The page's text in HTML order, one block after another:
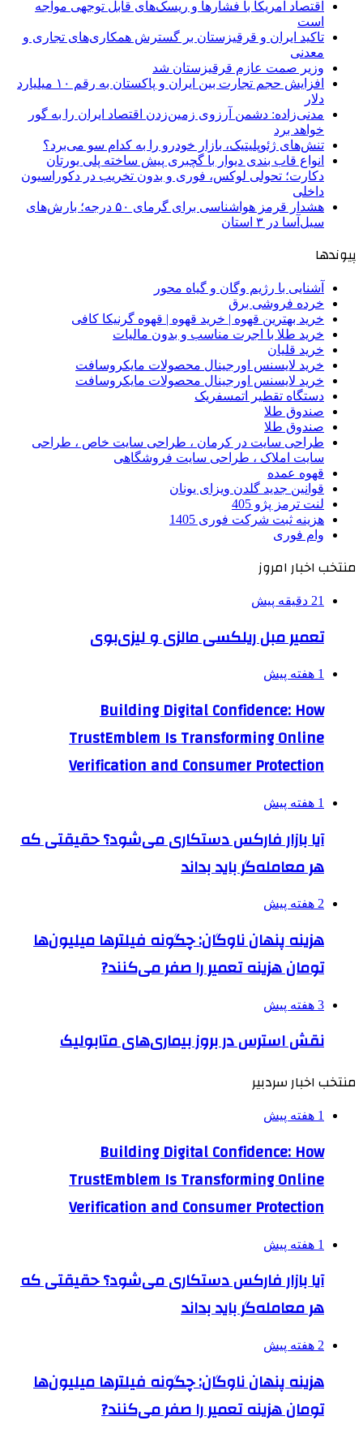
اقتصاد آمریکا با فشارها و ریسک‌های قابل توجهی مواجه
است
تاکید ایران و قرقیزستان بر گسترش همکاری‌های تجاری و
معدنی
وزیر صمت عازم قرقیزستان شد
افزایش حجم تجارت بین ایران و پاکستان به رقم ۱۰ میلیارد
دلار
مدنی‌زاده: دشمن آرزوی زمین‌زدن اقتصاد ایران را به گور
خواهد برد
تنش‌های ژئوپلیتیک، بازار خودرو را به کدام سو می‌برد؟
انواع قاب بندی دیوار با گچبری پیش ساخته پلی یورتان
دکارت؛ تحولی لوکس، فوری و بدون تخریب در دکوراسیون
داخلی
هشدار قرمز هواشناسی برای گرمای ۵۰ درجه؛ بارش‌های
سیل‌آسا در ۳ استان
پیوندها
آشنایی با رژیم وگان و گیاه محور
خرده فروشی برق
خرید بهترین قهوه | خرید قهوه | قهوه گرنیکا کافی
خرید طلا با اجرت مناسب و بدون مالیات
خرید قلیان
خرید لایسنس اورجینال محصولات مایکروسافت
خرید لایسنس اورجینال محصولات مایکروسافت
دستگاه تقطیر اتمسفریک
صندوق طلا
صندوق طلا
طراحی سایت در کرمان ، طراحی سایت خاص ، طراحی
سایت املاک ، طراحی سایت فروشگاهی
قهوه عمده
قوانین جدید گلدن ویزای یونان
لنت ترمز پژو 405
هزینه ثبت شرکت فوری 1405
وام فوری
منتخب اخبار امروز
21 دقیقه پیش
تعمیر مبل ریلکسی مالزی و لیزی‌بوی
1 هفته پیش
Building Digital Confidence: How
TrustEmblem Is Transforming Online
Verification and Consumer Protection
1 هفته پیش
آیا بازار فارکس دستکاری می‌شود؟ حقیقتی که
هر معامله‌گر باید بداند
2 هفته پیش
هزینه پنهان ناوگان: چگونه فیلترها میلیون‌ها
تومان هزینه تعمیر را صفر می‌کنند?
3 هفته پیش
نقش استرس در بروز بیماری‌های متابولیک
منتخب اخبار سردبیر
1 هفته پیش
Building Digital Confidence: How
TrustEmblem Is Transforming Online
Verification and Consumer Protection
1 هفته پیش
آیا بازار فارکس دستکاری می‌شود؟ حقیقتی که
هر معامله‌گر باید بداند
2 هفته پیش
هزینه پنهان ناوگان: چگونه فیلترها میلیون‌ها
تومان هزینه تعمیر را صفر می‌کنند?